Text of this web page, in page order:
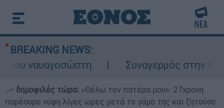
BREAKING NEWS:
ναυαγοσώστη
Συναγερμός στην
δημοφιλές τώρα: «Θέλω τον πατέρα μου»: 27χρονη
παρέσυρε νύφη λίγες ώρες μετά το γάμο της και ζητούσε